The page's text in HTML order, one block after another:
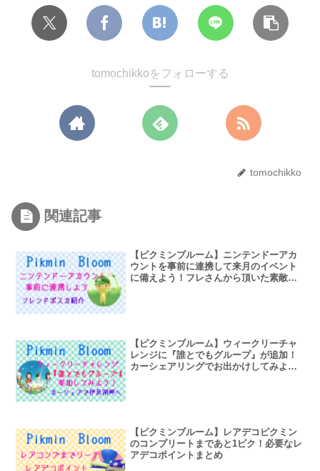
tomochikkoをフォローする
tomochikko
関連記事
【ピクミンブルーム】ニンテンドーアカ
ウントを事前に連携して来月のイベント
に備えよう！フレさんから頂いた素敵な
【ピクミンブルーム】ウィークリーチャ
レンジに『誰とでもグループ』が追加！
カーシェアリングでお出かけしてみよう
【ピクミンブルーム】レアデコピクミン
のコンプリートまであと1ピク！必要なレ
アデコポイントまとめ